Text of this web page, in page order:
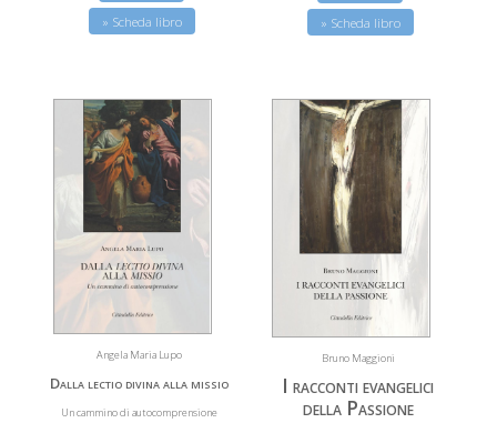
» Scheda libro
» Scheda libro
Angela Maria Lupo
Dalla lectio divina alla missio
Un cammino di autocomprensione
Bruno Maggioni
I racconti evangelici
della Passione